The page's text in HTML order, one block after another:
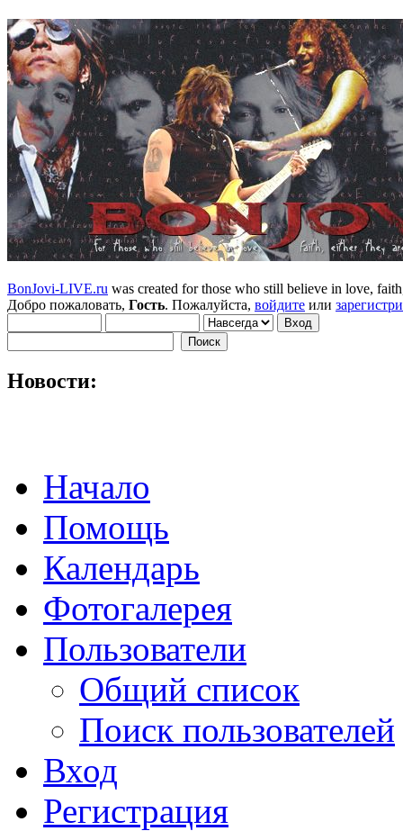
BonJovi-LIVE.ru was created for those who still believe in love,
Добро пожаловать, Гость. Пожалуйста, войдите или
Новости:
Начало
Помощь
Календарь
Фотогалерея
Пользователи
Общий список
Поиск пользователей
Вход
Регистрация